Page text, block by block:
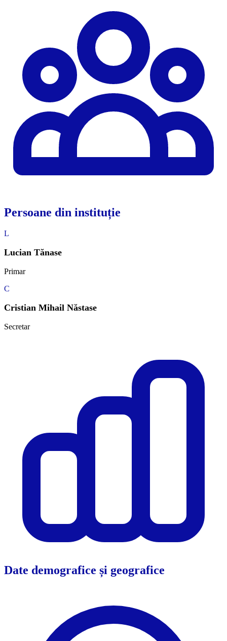
Persoane din instituție
L
Lucian Tănase
Primar
C
Cristian Mihail Năstase
Secretar
Date demografice și geografice